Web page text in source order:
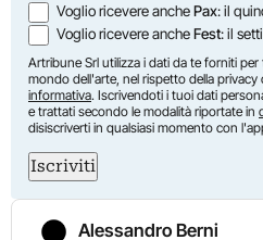
Voglio ricevere anchePax: il
Voglio ricevere ancheFest: il
Artribune Srl utilizza i dati da te forniti
mondo dell'arte, nel rispetto della privacy
informativa. Iscrivendoti i tuoi dati
e trattati secondo le modalità riportate in
disiscriverti in qualsiasi momento con
Iscriviti
Alessandro Berni